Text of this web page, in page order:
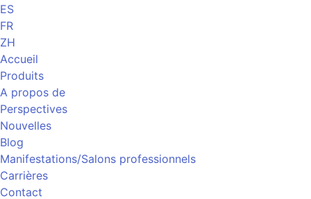
ES
FR
ZH
Accueil
Produits
A propos de
Perspectives
Nouvelles
Blog
Manifestations/Salons professionnels
Carrières
Contact